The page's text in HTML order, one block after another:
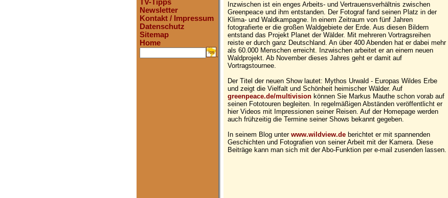
TV-Tipps
Newsletter
Kontakt / Impressum
Datenschutz
Sitemap
Home
.
Inzwischen ist ein enges Arbeits- und Vertrauensverhältnis zwischen
Greenpeace und ihm entstanden. Der Fotograf fand seinen Platz in der
Klima- und Waldkampagne. In einem Zeitraum von fünf Jahren
fotografierte er die großen Waldgebiete der Erde. Aus diesen Bildern
entstand das Projekt Planet der Wälder. Mit mehreren Vortragsreihen
reiste er durch ganz Deutschland. An über 400 Abenden hat er dabei mehr
als 60.000 Menschen erreicht. Inzwischen arbeitet er an einem neuen
Waldprojekt. Ab November dieses Jahres geht er damit auf
Vortragstournee.
Der Titel der neuen Show lautet: Mythos Urwald - Europas Wildes Erbe
und zeigt die Vielfalt und Schönheit heimischer Wälder. Auf
greenpeace.de/multivision können Sie Markus Mauthe schon vorab auf
seinen Fototouren begleiten. In regelmäßigen Abständen veröffentlicht er
hier Videos mit Impressionen seiner Reisen. Auf der Homepage werden
auch frühzeitig die Termine seiner Shows bekannt gegeben.
In seinem Blog unter www.wildview.de berichtet er mit spannenden
Geschichten und Fotografien von seiner Arbeit mit der Kamera. Diese
Beiträge kann man sich mit der Abo-Funktion per e-mail zusenden lassen.